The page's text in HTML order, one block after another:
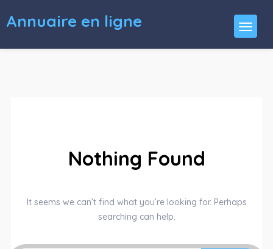
Annuaire en ligne
Nothing Found
It seems we can’t find what you’re looking for. Perhaps
searching can help.